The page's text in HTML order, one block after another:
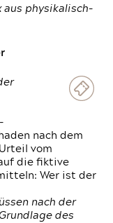
aus physikalisch-
nach dem
Urteil vom
die fiktive
Wer ist der
nach der
des